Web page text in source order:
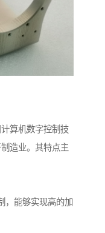
算机数字控制技
造业。其特点主
，能够实现高的加